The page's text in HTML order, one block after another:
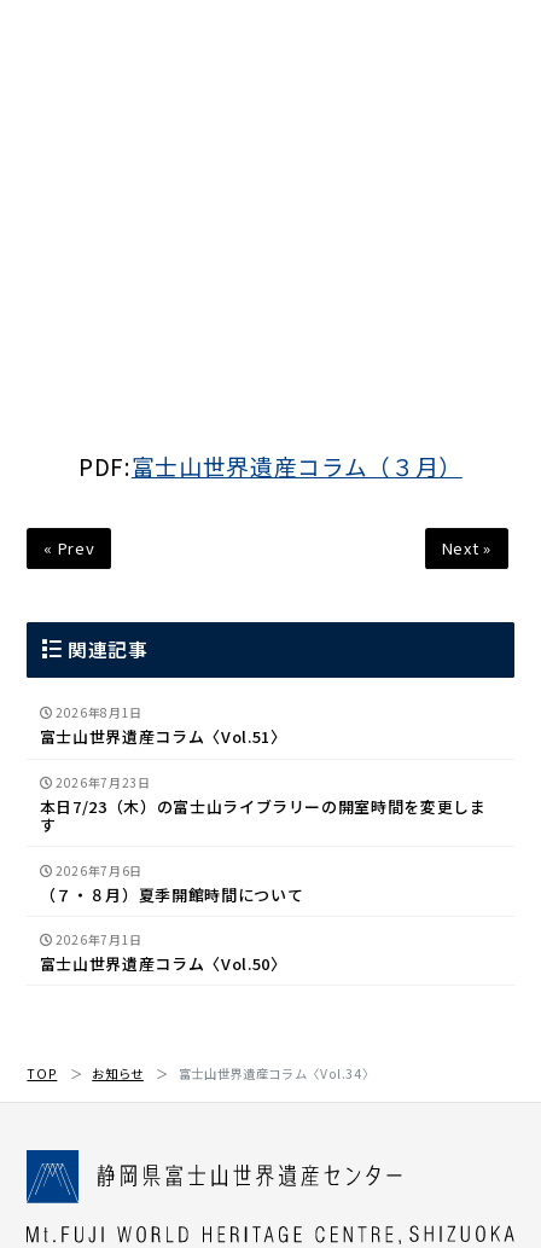
PDF:富士山世界遺産コラム（３月）
« Prev Next »
関連記事
2026年8月1日
富士山世界遺産コラム〈Vol.51〉
2026年7月23日
本日7/23（木）の富士山ライブラリーの開室時間を変更しま
す
2026年7月6日
（７・８月）夏季開館時間について
2026年7月1日
富士山世界遺産コラム〈Vol.50〉
TOP お知らせ 富士山世界遺産コラム〈Vol.34〉